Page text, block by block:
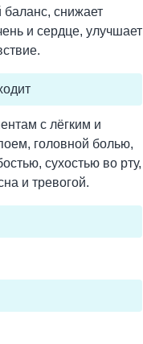
баланс, снижает
и сердце, улучшает
с лёгким и
головной болью,
сухостью во рту,
и тревогой.